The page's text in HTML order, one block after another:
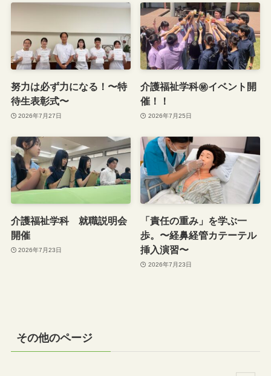
努力は必ず力になる！〜特
待生表彰式〜
2026年7月27日
介護福祉学科㊙︎イベント開
催！！
2026年7月25日
介護福祉学科 就職説明会
開催
2026年7月23日
「責任の重み」を学ぶ一
歩。〜経鼻経管カテーテル
挿入演習〜
2026年7月23日
その他のページ